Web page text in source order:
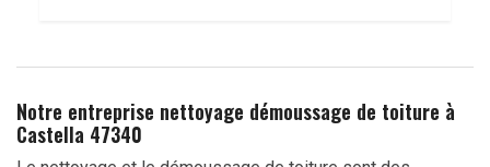
Notre entreprise nettoyage démoussage de toiture à
Castella 47340